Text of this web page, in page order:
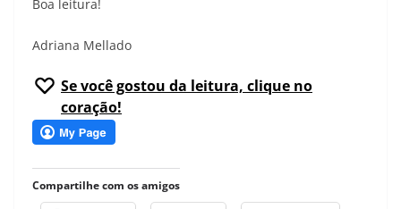
Boa leitura!
Adriana Mellado
Se você gostou da leitura, clique no
coração!
Compartilhe com os amigos